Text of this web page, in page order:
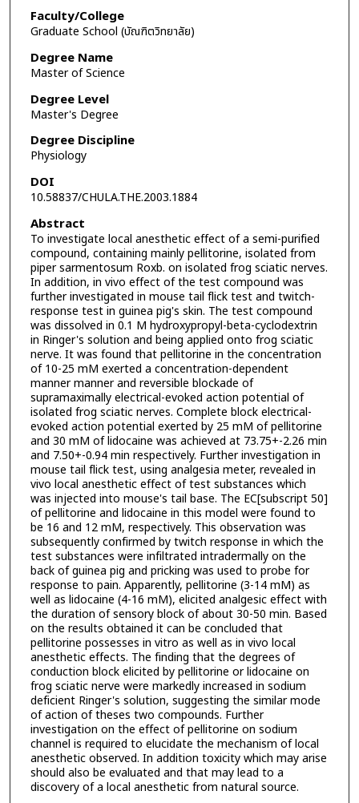
Faculty/College
Graduate School (บัณฑิตวิทยาลัย)
Degree Name
Master of Science
Degree Level
Master's Degree
Degree Discipline
Physiology
DOI
10.58837/CHULA.THE.2003.1884
Abstract
To investigate local anesthetic effect of a semi-purified
compound, containing mainly pellitorine, isolated from
piper sarmentosum Roxb. on isolated frog sciatic nerves.
In addition, in vivo effect of the test compound was
further investigated in mouse tail flick test and twitch-
response test in guinea pig's skin. The test compound
was dissolved in 0.1 M hydroxypropyl-beta-cyclodextrin
in Ringer's solution and being applied onto frog sciatic
nerve. It was found that pellitorine in the concentration
of 10-25 mM exerted a concentration-dependent
manner manner and reversible blockade of
supramaximally electrical-evoked action potential of
isolated frog sciatic nerves. Complete block electrical-
evoked action potential exerted by 25 mM of pellitorine
and 30 mM of lidocaine was achieved at 73.75+-2.26 min
and 7.50+-0.94 min respectively. Further investigation in
mouse tail flick test, using analgesia meter, revealed in
vivo local anesthetic effect of test substances which
was injected into mouse's tail base. The EC[subscript 50]
of pellitorine and lidocaine in this model were found to
be 16 and 12 mM, respectively. This observation was
subsequently confirmed by twitch response in which the
test substances were infiltrated intradermally on the
back of guinea pig and pricking was used to probe for
response to pain. Apparently, pellitorine (3-14 mM) as
well as lidocaine (4-16 mM), elicited analgesic effect with
the duration of sensory block of about 30-50 min. Based
on the results obtained it can be concluded that
pellitorine possesses in vitro as well as in vivo local
anesthetic effects. The finding that the degrees of
conduction block elicited by pellitorine or lidocaine on
frog sciatic nerve were markedly increased in sodium
deficient Ringer's solution, suggesting the similar mode
of action of theses two compounds. Further
investigation on the effect of pellitorine on sodium
channel is required to elucidate the mechanism of local
anesthetic observed. In addition toxicity which may arise
should also be evaluated and that may lead to a
discovery of a local anesthetic from natural source.